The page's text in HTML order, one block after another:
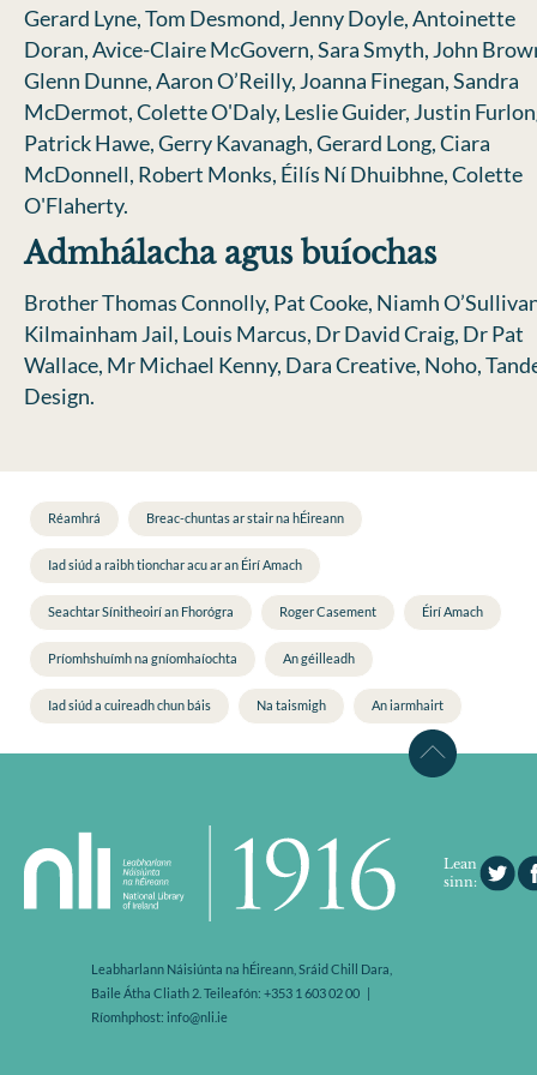
Gerard Lyne, Tom Desmond, Jenny Doyle, Antoinette
Doran, Avice-Claire McGovern, Sara Smyth, John
Glenn Dunne, Aaron O’Reilly, Joanna Finegan, Sandra
McDermot, Colette O'Daly, Leslie Guider, Justin
Patrick Hawe, Gerry Kavanagh, Gerard Long, Ciara
McDonnell, Robert Monks, Éilís Ní Dhuibhne, Colette
O'Flaherty.
Admhálacha agus buíochas
Brother Thomas Connolly, Pat Cooke, Niamh
Kilmainham Jail, Louis Marcus, Dr David Craig, Dr Pat
Wallace, Mr Michael Kenny, Dara Creative, Noho,
Design.
Réamhrá Breac-chuntas ar stair na hÉireann
Iad siúd a raibh tionchar acu ar an Éirí Amach
Seachtar Sínitheoirí an Fhorógra Roger Casement Éirí Amach
Príomhshuímh na gníomhaíochta An géilleadh
Iad siúd a cuireadh chun báis Na taismigh An iarmhairt
Lean
sinn:
Leabharlann Náisiúnta na hÉireann, Sráid Chill Dara,
Baile Átha Cliath 2. Teileafón: +353 1 603 02 00 |
Ríomhphost: info@nli.ie